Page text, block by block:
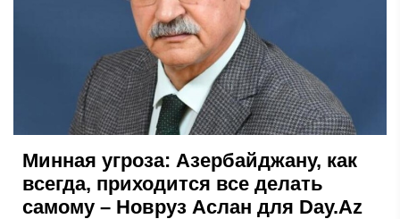
Минная угроза: Азербайджану, как
всегда, приходится все делать
самому – Новруз Аслан для Day.Az